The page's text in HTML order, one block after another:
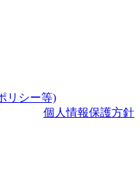
リシー等)
個人情報保護方針